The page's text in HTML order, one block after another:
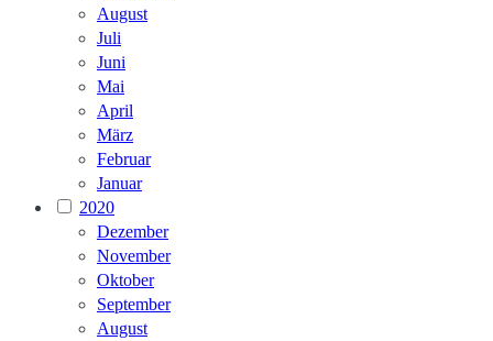
August
Juli
Juni
Mai
April
März
Februar
Januar
2020
Dezember
November
Oktober
September
August